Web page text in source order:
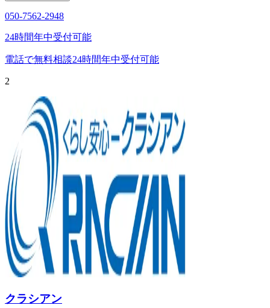
050-7562-2948
24時間年中受付可能
電話で無料相談24時間年中受付可能
2
クラシアン